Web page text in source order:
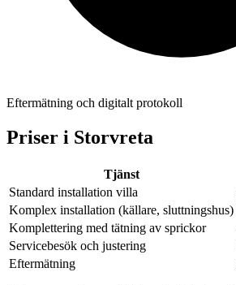
Eftermätning och digitalt protokoll
Priser i Storvreta
Tjänst
Standard installation villa
Komplex installation (källare, sluttningshus)
Komplettering med tätning av sprickor
Servicebesök och justering
Eftermätning